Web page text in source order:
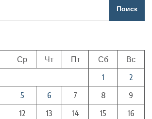
Поиск
Ср Чт Пт Сб
Вс
1
2
5 6 7 8
9
12 13 14 15
16